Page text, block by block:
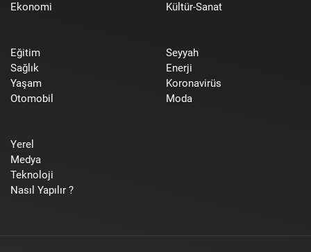
Ekonomi
Kültür-Sanat
Eğitim
Sağlık
Yaşam
Otomobil
Seyyah
Enerji
Koronavirüs
Moda
Yerel
Medya
Teknoloji
Nasıl Yapılır ?